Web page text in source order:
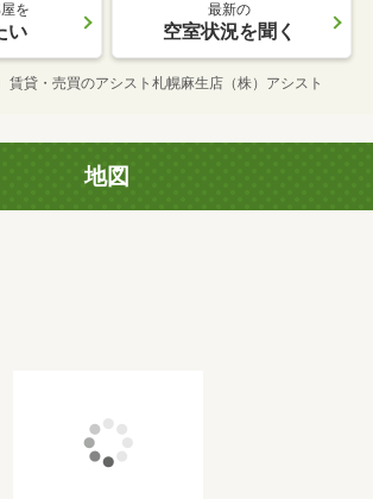
を
い
最新の
空室状況を聞く
賃貸・売買のアシスト札幌麻生店（株）アシスト
地図